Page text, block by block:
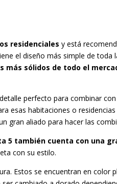
residenciales y está
el diseño más simple de
más sólidos de todo el
perfecto para combinar
esas habitaciones o
gran aliado para hacer las
5 también cuenta con una
con su estilo.
Estos se encuentran en color